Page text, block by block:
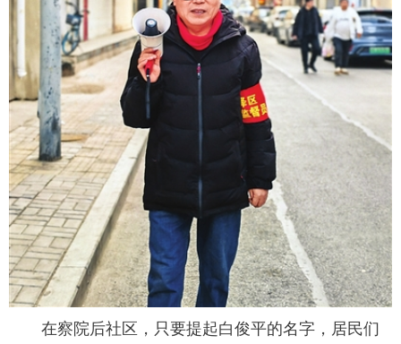
在察院后社区，只要提起白俊平的名字，居民们